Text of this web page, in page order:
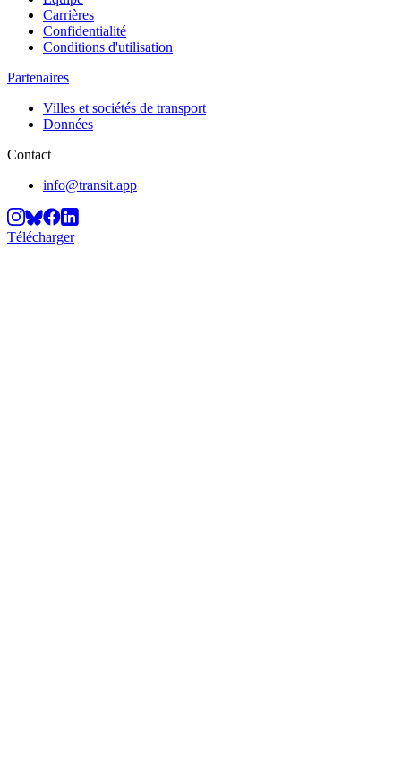
Carrières
Confidentialité
Conditions d'utilisation
Partenaires
Villes et sociétés de transport
Données
Contact
info@transit.app
Télécharger